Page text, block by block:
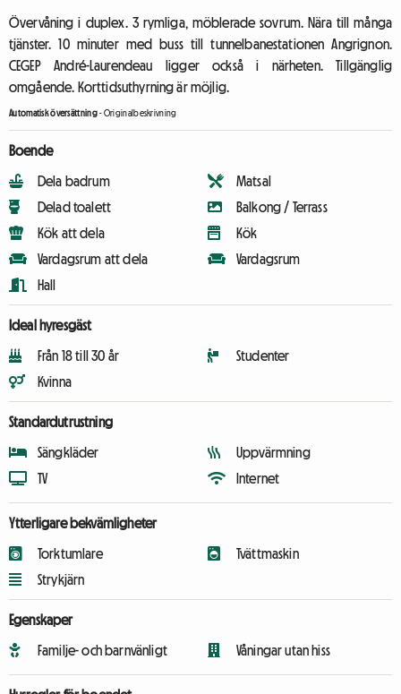
Övervåning i duplex. 3 rymliga, möblerade sovrum. Nära till många
tjänster. 10 minuter med buss till tunnelbanestationen Angrignon.
CEGEP André-Laurendeau ligger också i närheten. Tillgänglig
omgående. Korttidsuthyrning är möjlig.
Automatisk översättning-Originalbeskrivning
Boende
Dela badrum
Delad toalett
Kök att dela
Vardagsrum att dela
Hall
Matsal
Balkong / Terrass
Kök
Vardagsrum
Ideal hyresgäst
Från 18 till 30 år
Kvinna
Studenter
Standardutrustning
Sängkläder
TV
Uppvärmning
Internet
Ytterligare bekvämligheter
Torktumlare
Strykjärn
Tvättmaskin
Egenskaper
Familje- och barnvänligt Våningar utan hiss